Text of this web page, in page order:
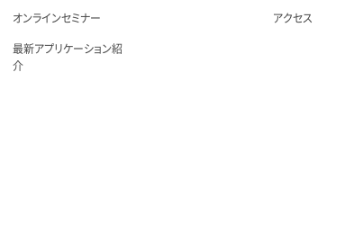
オンラインセミナー
最新アプリケーション紹
介
アクセス